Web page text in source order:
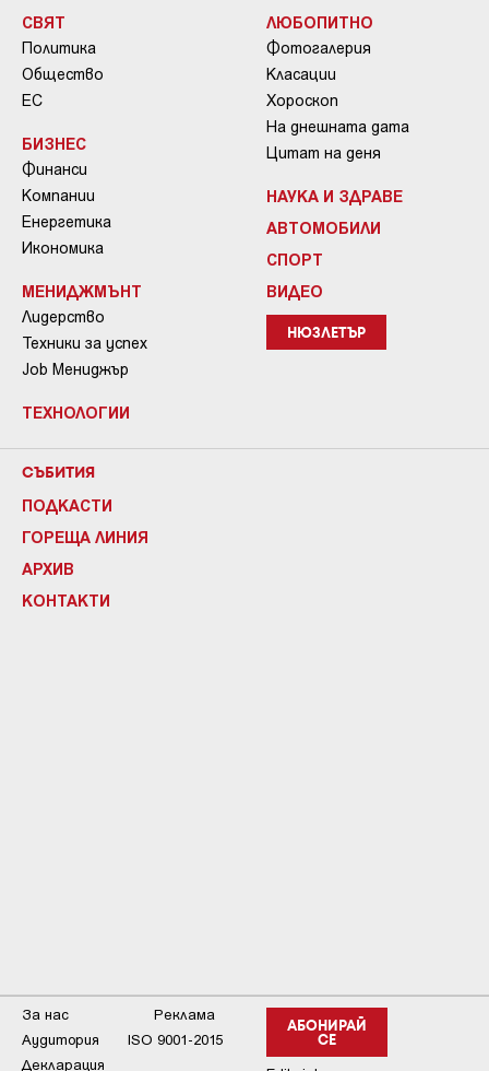
СВЯТ
Политика
Общество
ЕС
БИЗНЕС
Финанси
Компании
Енергетика
Икономика
МЕНИДЖМЪНТ
Лидерство
Техники за успех
Job Мениджър
ТЕХНОЛОГИИ
ЛЮБОПИТНО
Фотогалерия
Класации
Хороскоп
На днешната дата
Цитат на деня
НАУКА И ЗДРАВЕ
АВТОМОБИЛИ
СПОРТ
ВИДЕО
НЮЗЛЕТЪР
СЪБИТИЯ
ПОДКАСТИ
ГОРЕЩА ЛИНИЯ
АРХИВ
КОНТАКТИ
АБОНИРАЙ
СЕ
За нас
Реклама
Аудитория
ISO 9001-2015
Декларация